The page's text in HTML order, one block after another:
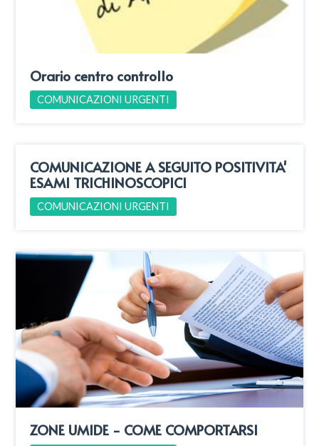
Orario centro controllo
COMUNICAZIONI URGENTI
COMUNICAZIONE A SEGUITO POSITIVITA'
ESAMI TRICHINOSCOPICI
COMUNICAZIONI URGENTI
ZONE UMIDE - COME COMPORTARSI